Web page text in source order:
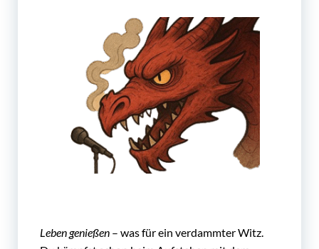
Leben genießen – was für ein verdammter Witz.